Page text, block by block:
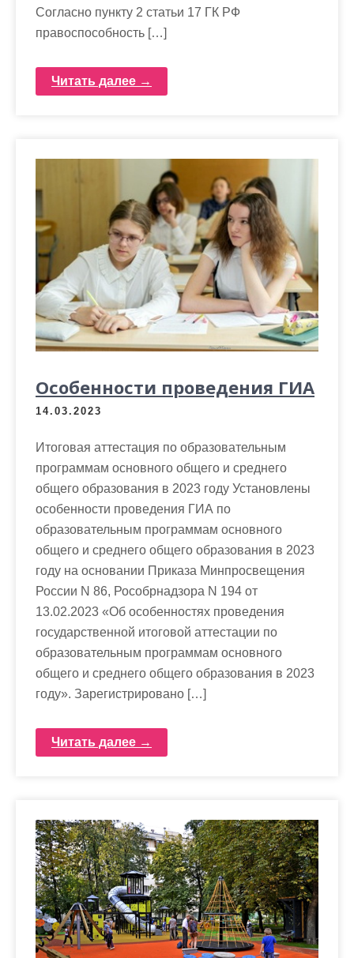
Согласно пункту 2 статьи 17 ГК РФ
правоспособность […]
Читать далее →
Особенности проведения ГИА
14.03.2023
Итоговая аттестация по образовательным
программам основного общего и среднего
общего образования в 2023 году Установлены
особенности проведения ГИА по
образовательным программам основного
общего и среднего общего образования в 2023
году на основании Приказа Минпросвещения
России N 86, Рособрнадзора N 194 от
13.02.2023 «Об особенностях проведения
государственной итоговой аттестации по
образовательным программам основного
общего и среднего общего образования в 2023
году». Зарегистрировано […]
Читать далее →